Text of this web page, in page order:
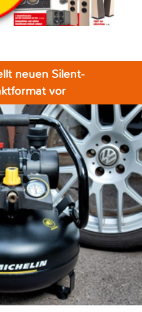
neuen Silent-
vor